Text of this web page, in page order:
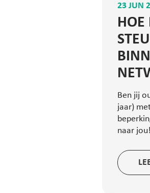
23 JUN
HOE
Ben jij
jaar)
naar